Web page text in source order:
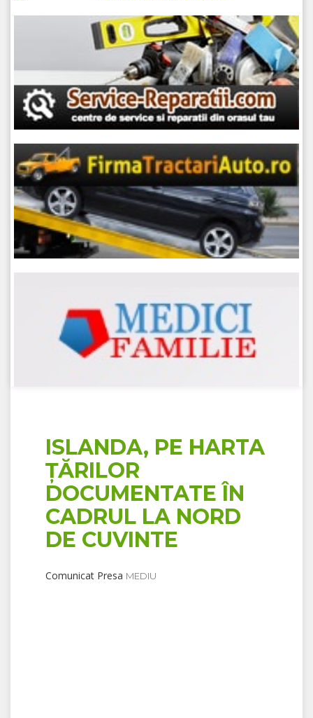
ISLANDA, PE HARTA
ȚĂRILOR
DOCUMENTATE ÎN
CADRUL LA NORD
DE CUVINTE
Comunicat Presa MEDIU